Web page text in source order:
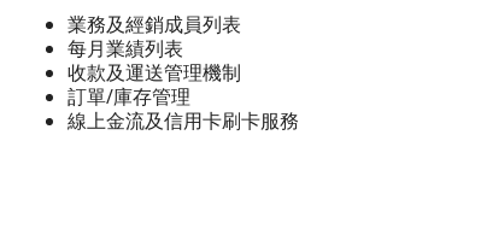
業務及經銷成員列表
每月業績列表
收款及運送管理機制
訂單/庫存管理
線上金流及信用卡刷卡服務